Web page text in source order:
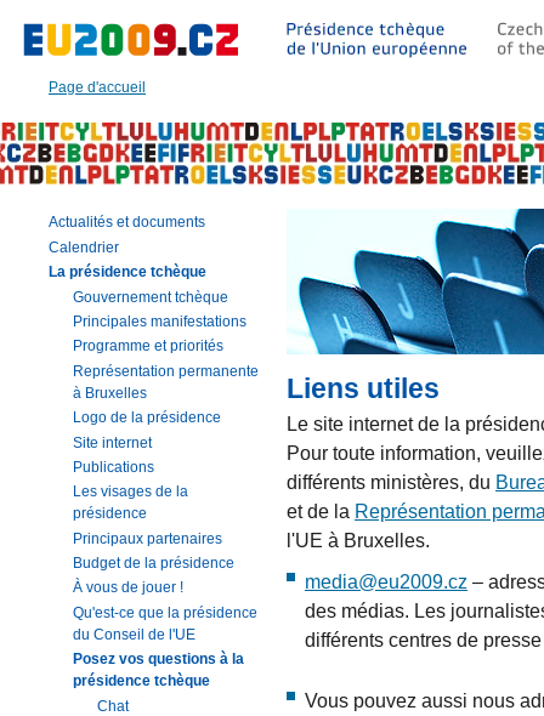
Page d'accueil
Texte
cette
page
|
Navigation
Recherche
Liens utiles
Le site internet de la
Pour toute information,
différents ministères, du
et de la Représentation
l'UE à Bruxelles.
media@eu2009.cz –
des médias. Les
différents centres de
Vous pouvez aussi nous
Actualités et documents
Calendrier
La présidence tchèque
Gouvernement tchèque
Principales manifestations
Programme et priorités
Représentation permanente
à Bruxelles
Logo de la présidence
Site internet
Publications
Les visages de la
présidence
Principaux partenaires
Budget de la présidence
À vous de jouer !
Qu'est-ce que la présidence
du Conseil de l'UE
Posez vos questions à la
présidence tchèque
Chat